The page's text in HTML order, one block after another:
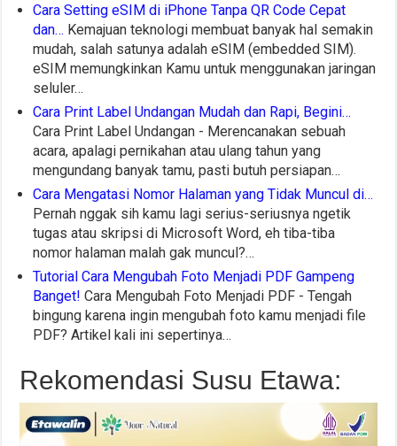
Cara Setting eSIM di iPhone Tanpa QR Code Cepat
dan… Kemajuan teknologi membuat banyak hal semakin
mudah, salah satunya adalah eSIM (embedded SIM).
eSIM memungkinkan Kamu untuk menggunakan jaringan
seluler…
Cara Print Label Undangan Mudah dan Rapi, Begini…
Cara Print Label Undangan - Merencanakan sebuah
acara, apalagi pernikahan atau ulang tahun yang
mengundang banyak tamu, pasti butuh persiapan…
Cara Mengatasi Nomor Halaman yang Tidak Muncul di…
Pernah nggak sih kamu lagi serius-seriusnya ngetik
tugas atau skripsi di Microsoft Word, eh tiba-tiba
nomor halaman malah gak muncul?…
Tutorial Cara Mengubah Foto Menjadi PDF Gampeng
Banget! Cara Mengubah Foto Menjadi PDF - Tengah
bingung karena ingin mengubah foto kamu menjadi file
PDF? Artikel kali ini sepertinya…
Rekomendasi Susu Etawa: